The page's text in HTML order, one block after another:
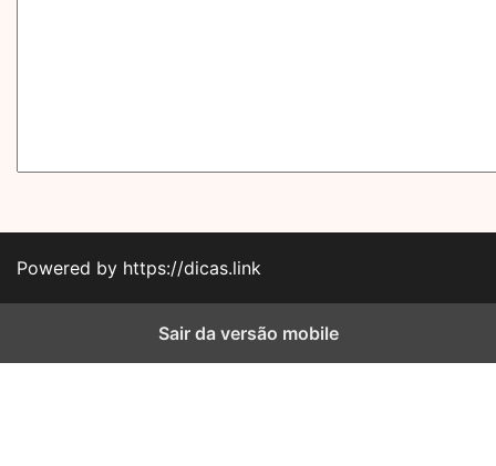
Powered by https://dicas.link
Sair da versão mobile